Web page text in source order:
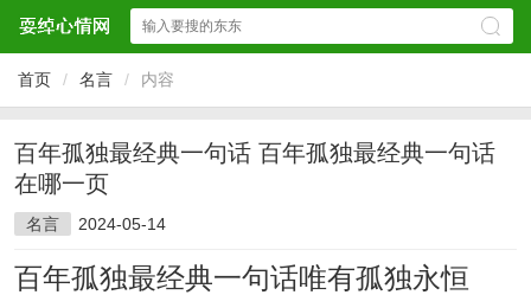
首页 / 名言 / 内容
百年孤独最经典一句话 百年孤独最经典一句话
在哪一页
名言 2024-05-14
百年孤独最经典一句话唯有孤独永恒